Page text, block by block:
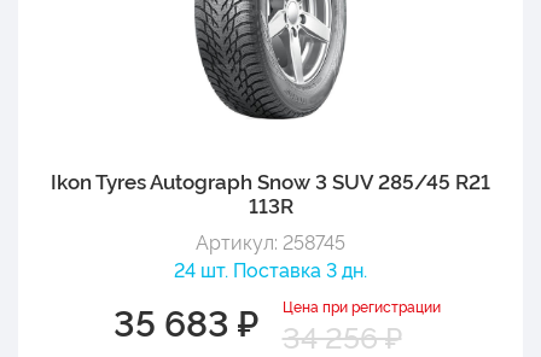
Ikon Tyres Autograph Snow 3 SUV 285/45 R21
113R
Артикул: 258745
24 шт. Поставка 3 дн.
35 683 ₽ Цена при регистрации
34 256 ₽